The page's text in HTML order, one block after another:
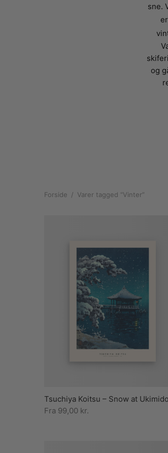
sne.
og
Forside / Varer tagged “Vinter”
Tsuchiya Koitsu – Snow at Ukimido
Fra 99,00 kr.